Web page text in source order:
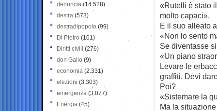
«Rutelli è stato
molto capaci».
E il suo alleato
«Non lo sento
Se diventasse
«Un piano
Levare le
graffiti. Devi
Poi?
«Sistemare la
Ma la
denuncia (14.528)
destra (573)
destradipopolo (99)
Di Pietro (101)
Diritti civili (276)
don Gallo (9)
economia (2.331)
elezioni (3.303)
emergenza (3.077)
Energia (45)